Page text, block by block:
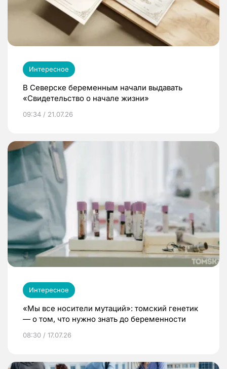
Интересное
В Северске беременным начали выдавать
«Свидетельство о начале жизни»
09:34 / 21.07.26
Интересное
«Мы все носители мутаций»: томский генетик
— о том, что нужно знать до беременности
08:30 / 17.07.26